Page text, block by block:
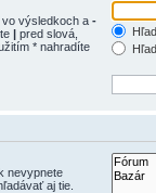
výsledkoch a -
| pred slová,
* nahradíte
nevypnete
aj tie.